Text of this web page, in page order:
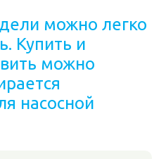
можно легко
Купить и
можно
насосной